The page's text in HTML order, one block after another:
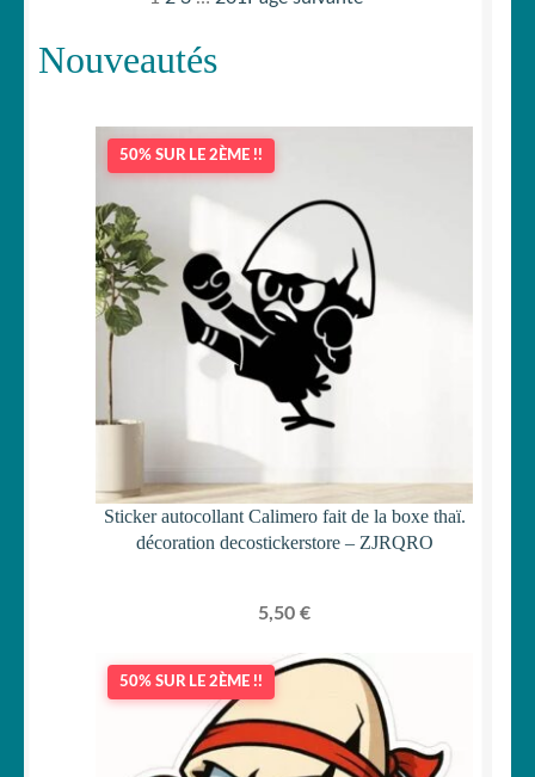
Nouveautés
50% SUR LE 2ÈME !!
Sticker autocollant Calimero fait de la boxe thaï.
décoration decostickerstore – ZJRQRO
5,50 €
50% SUR LE 2ÈME !!